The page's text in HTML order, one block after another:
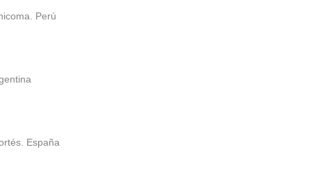
Perú
España